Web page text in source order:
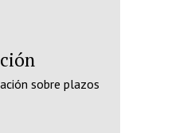
sobre plazos